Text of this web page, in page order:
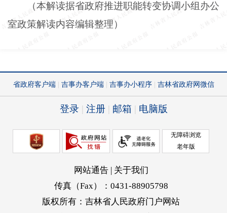
（本解读据省政府推进职能转变协调小组办公
室政策解读内容编辑整理）